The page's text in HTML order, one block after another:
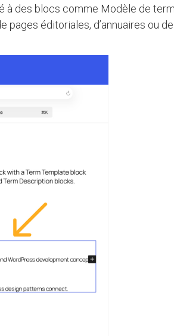
à des blocs comme Modèle de
éditoriales, d’annuaires ou de